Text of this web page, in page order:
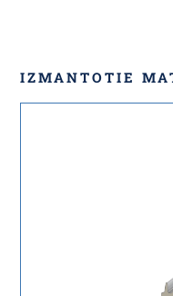
IZMANTOTIE